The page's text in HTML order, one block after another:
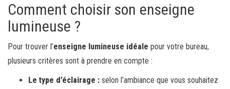
Comment choisir son enseigne
lumineuse ?
Pour trouver l’enseigne lumineuse idéale pour votre bureau,
plusieurs critères sont à prendre en compte :
Le type d’éclairage : selon l’ambiance que vous souhaitez